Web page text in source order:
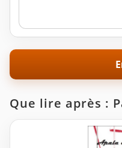
Que lire après :